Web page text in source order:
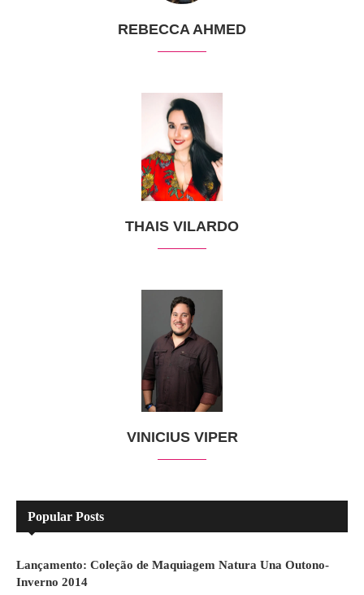
REBECCA AHMED
THAIS VILARDO
VINICIUS VIPER
Popular Posts
Lançamento: Coleção de Maquiagem Natura Una Outono-
Inverno 2014